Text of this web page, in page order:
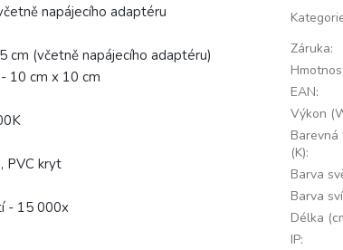
napájecího adaptéru
cm (včetně napájecího adaptéru)
10 cm x 10 cm
PVC kryt
- 15 000x
Záruka:
EAN:
Výkon
(K):
Barva
Barva
Délka
IP: